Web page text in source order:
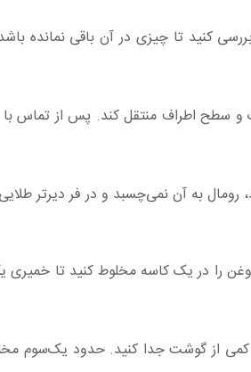
کنید تا چیزی در آن باقی نمانده
و سطح اطراف منتقل کند. پس از تماس
به آن نمی‌چسبد و در فر دیرتر
را در یک کاسه مخلوط کنید تا
کمی از گوشت جدا کنید. حدود یک‌سوم